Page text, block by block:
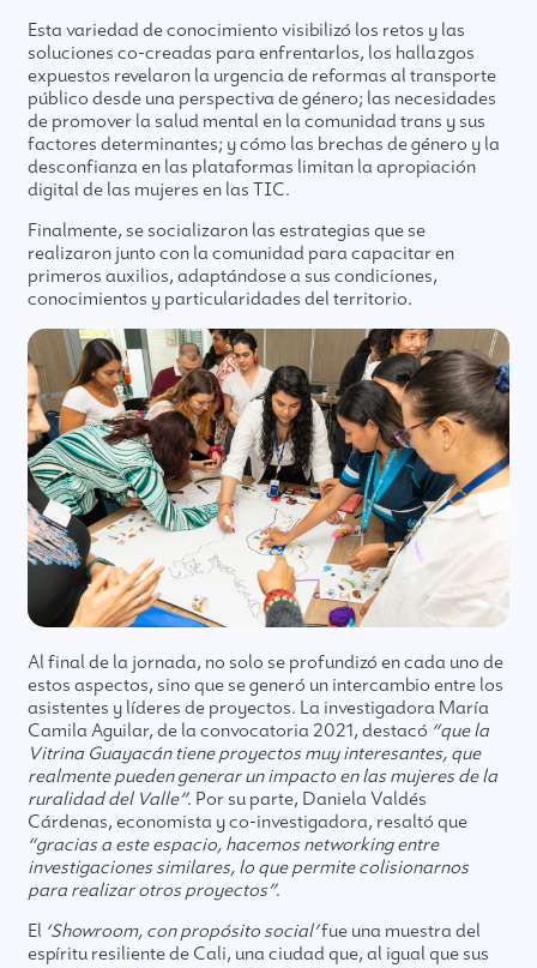
Esta variedad de conocimiento visibilizó los retos y las
soluciones co-creadas para enfrentarlos, los hallazgos
expuestos revelaron la urgencia de reformas al transporte
público desde una perspectiva de género; las necesidades
de promover la salud mental en la comunidad trans y sus
factores determinantes; y cómo las brechas de género y la
desconfianza en las plataformas limitan la apropiación
digital de las mujeres en las TIC.
Finalmente, se socializaron las estrategias que se
realizaron junto con la comunidad para capacitar en
primeros auxilios, adaptándose a sus condiciones,
conocimientos y particularidades del territorio.
Al final de la jornada, no solo se profundizó en cada uno de
estos aspectos, sino que se generó un intercambio entre los
asistentes y líderes de proyectos. La investigadora María
Camila Aguilar, de la convocatoria 2021, destacó “que la
Vitrina Guayacán tiene proyectos muy interesantes, que
realmente pueden generar un impacto en las mujeres de la
ruralidad del Valle”. Por su parte, Daniela Valdés
Cárdenas, economista y co-investigadora, resaltó que
“gracias a este espacio, hacemos networking entre
investigaciones similares, lo que permite colisionarnos
para realizar otros proyectos”.
El ‘Showroom, con propósito social’fue una muestra del
espíritu resiliente de Cali, una ciudad que, al igual que sus